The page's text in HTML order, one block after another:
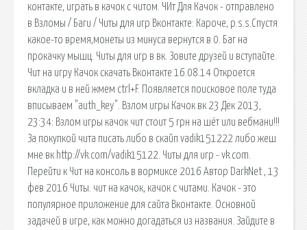
контакте, играть в качок с читом. ЧИт Для Качок - отправлено
в Взломы / Баги / Читы для игр Вконтакте: Кароче, p.s.s.Спустя
какое-то время,монеты из минуса вернутся в 0. Баг на
прокачку мышц. Читы для игр в вк. Зовите друзей и вступайте.
Чит на игру Качок скачать Вконтакте 16.08.14 Откроется
вкладка и в ней жмем ctrl+F. Появляется поисковое поле туда
вписываем "auth_key". Взлом игры Качок вк 23 Дек 2013,
23:34: Взлом игры качок чит стоит 5 грн на шёт или вебмани!!!
За покупкой чита писать либо в скайп vadik151222 либо жеш
мне вк http://vk.com/vadik15122. Читы для игр - vk.com.
Перейти к Чит на консоль в вормиксе 2016 Автор DarkNet , 13
фев 2016 Читы. чит на качок, качок с читами. Качок - это
популярное приложение для сайта Вконтакте. Основной
задачей в игре, как можно догадаться из названия. Зайдите в